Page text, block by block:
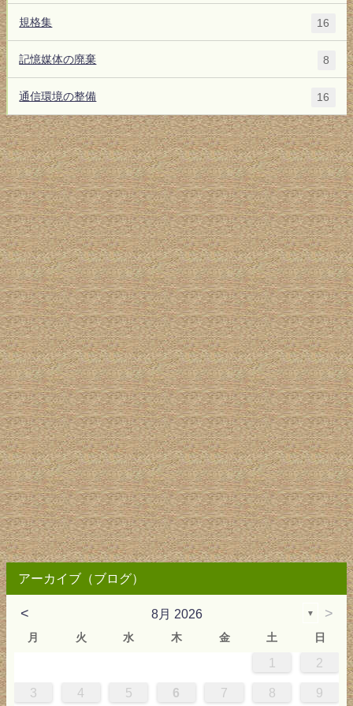
規格集 16
記憶媒体の廃棄 8
通信環境の整備 16
アーカイブ（ブログ）
< 8月 2026 ▼ >
月 火 水 木 金 土 日
1 2
3 4 5 6 7 8 9